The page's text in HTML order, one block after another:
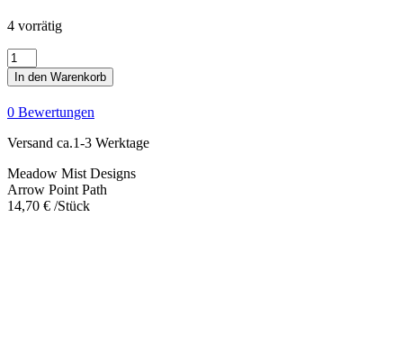
4 vorrätig
Arrow
Point
Path
Menge
In den Warenkorb
0 Bewertungen
Versand ca.1-3 Werktage
Meadow Mist Designs
Arrow Point Path
14,70 € /Stück